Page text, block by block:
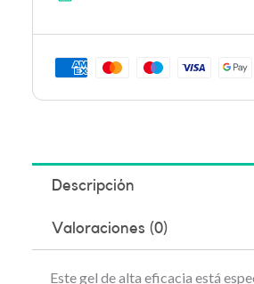
Descripción
Valoraciones (0)
Este gel de alta eficacia está